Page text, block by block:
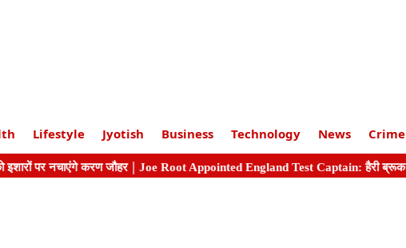
Lifestyle Jyotish Business Technology News Crime